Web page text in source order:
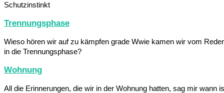
Schutzinstinkt
Trennungsphase
Wieso hören wir auf zu kämpfen grade Wwie kamen wir vom
in die Trennungsphase?
Wohnung
All die Erinnerungen, die wir in der Wohnung hatten, sag mir wann